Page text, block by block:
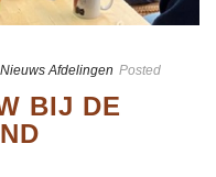
Nieuws Afdelingen Posted
BIJ DE